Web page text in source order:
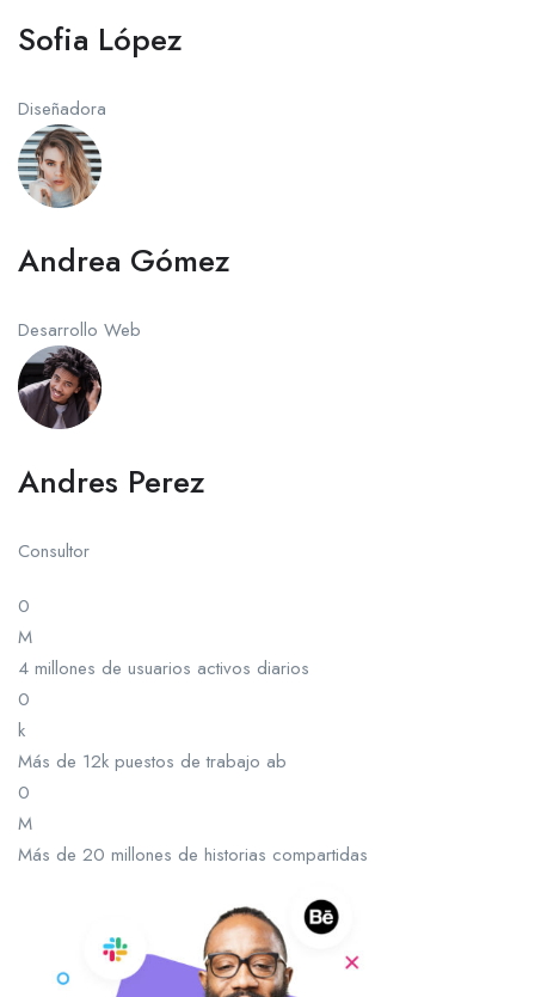
Sofia López
Diseñadora
Andrea Gómez
Desarrollo Web
Andres Perez
Consultor
0
M
4 millones de usuarios activos diarios
0
k
Más de 12k puestos de trabajo ab
0
M
Más de 20 millones de historias compartidas